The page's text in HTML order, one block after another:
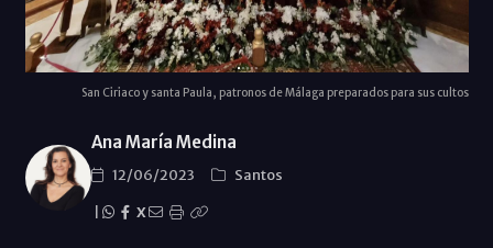
San Ciriaco y santa Paula, patronos de Málaga preparados para sus cultos
Ana María Medina
12/06/2023
Santos
X